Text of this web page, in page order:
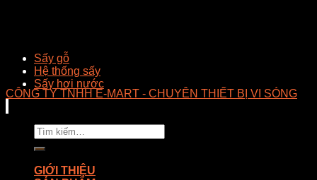
Sấy gỗ
Hệ thống sấy
Sấy hơi nước
CÔNG TY TNHH E-MART - CHUYÊN THIẾT BỊ VI SÓNG
Tìm
kiếm:
GIỚI THIỆU